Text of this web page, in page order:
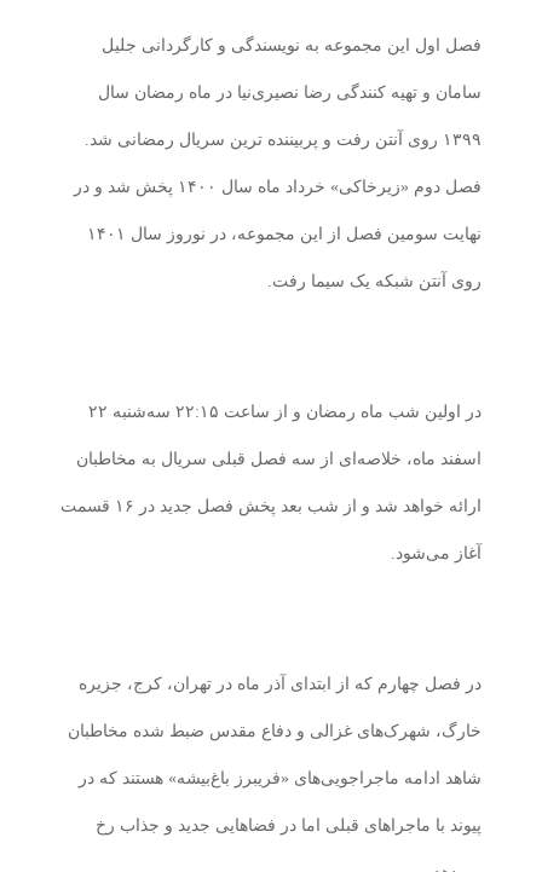
فصل اول این مجموعه به نویسندگی و کارگردانی جلیل
سامان و تهیه کنندگی رضا نصیری‌نیا در ماه رمضان سال
۱۳۹۹ روی آنتن رفت و پربیننده ترین سریال رمضانی شد.
فصل دوم «زیرخاکی» خرداد ماه سال ۱۴۰۰ پخش شد و در
نهایت سومین فصل از این مجموعه، در نوروز سال ۱۴۰۱
روی آنتن شبکه یک سیما رفت.
در اولین شب ماه رمضان و از ساعت ۲۲:۱۵ سه‌شنبه ۲۲
اسفند ماه، خلاصه‌ای از سه فصل قبلی سریال به مخاطبان
ارائه خواهد شد و از شب بعد پخش فصل جدید در ۱۶ قسمت
آغاز می‌شود.
در فصل چهارم که از ابتدای آذر ماه در تهران، کرج، جزیره
خارگ، شهرک‌های غزالی و دفاع مقدس ضبط شده مخاطبان
شاهد ادامه ماجراجویی‌های «فریبرز باغ‌بیشه» هستند که در
پیوند با ماجراهای قبلی اما در فضاهایی جدید و جذاب رخ